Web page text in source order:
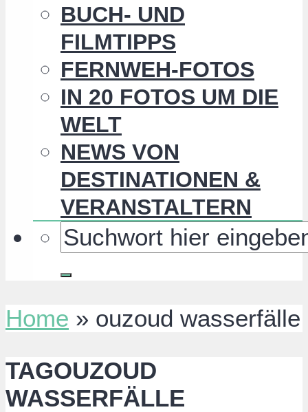
BUCH- UND
FILMTIPPS
FERNWEH-FOTOS
IN 20 FOTOS UM DIE
WELT
NEWS VON
DESTINATIONEN &
VERANSTALTERN
Home » ouzoud wasserfälle
TAGOUZOUD
WASSERFÄLLE